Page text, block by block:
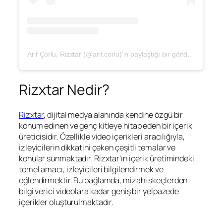
Rizxtar Nedir?
Rizxtar, dijital medya alanında kendine özgü bir
konum edinen ve genç kitleye hitap eden bir içerik
üreticisidir. Özellikle video içerikleri aracılığıyla,
izleyicilerin dikkatini çeken çeşitli temalar ve
konular sunmaktadır. Rizxtar’ın içerik üretimindeki
temel amacı, izleyicileri bilgilendirmek ve
eğlendirmektir. Bu bağlamda, mizahi skeçlerden
bilgi verici videolara kadar geniş bir yelpazede
içerikler oluşturulmaktadır.